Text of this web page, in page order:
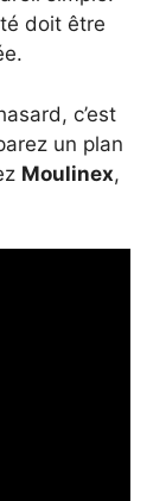
doit être
c’est
un plan
Moulinex,